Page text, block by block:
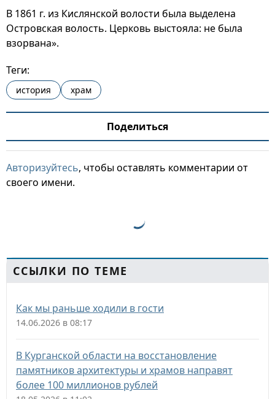
В 1861 г. из Кислянской волости была выделена
Островская волость. Церковь выстояла: не была
взорвана».
Теги:
история храм
Поделиться
Авторизуйтесь, чтобы оставлять комментарии от
своего имени.
ССЫЛКИ ПО ТЕМЕ
Как мы раньше ходили в гости
14.06.2026 в 08:17
В Курганской области на восстановление
памятников архитектуры и храмов направят
более 100 миллионов рублей